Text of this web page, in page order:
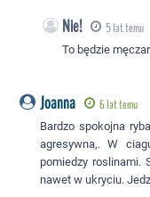
Nie! 5 lat temu
To będzie
Joanna 6 lat temu
Bardzo spokojna
agresywna,. W
pomiedzy roslinami.
nawet w ukryciu.